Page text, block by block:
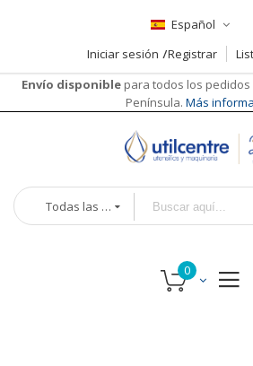
Español
Iniciar sesión
Registrar
Envío disponible para todos los
Península. Más
Todas las categorías